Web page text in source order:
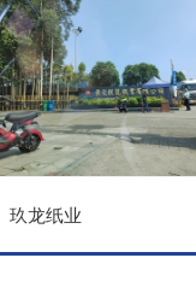
玖龙纸业